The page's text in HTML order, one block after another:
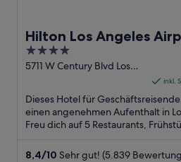
Hilton Los Angeles
4
out
5
5711 W Century Blvd Los
inkl.
Dieses Hotel für
einen angenehmen Aufenthalt in
Freu dich auf 5 Restaurants,
8,4/10 Sehr gut! (5.839